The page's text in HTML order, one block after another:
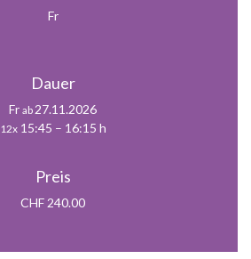
Fr
Dauer
Fr ab 27.11.2026
12x15:45 – 16:15 h
Preis
CHF 240.00